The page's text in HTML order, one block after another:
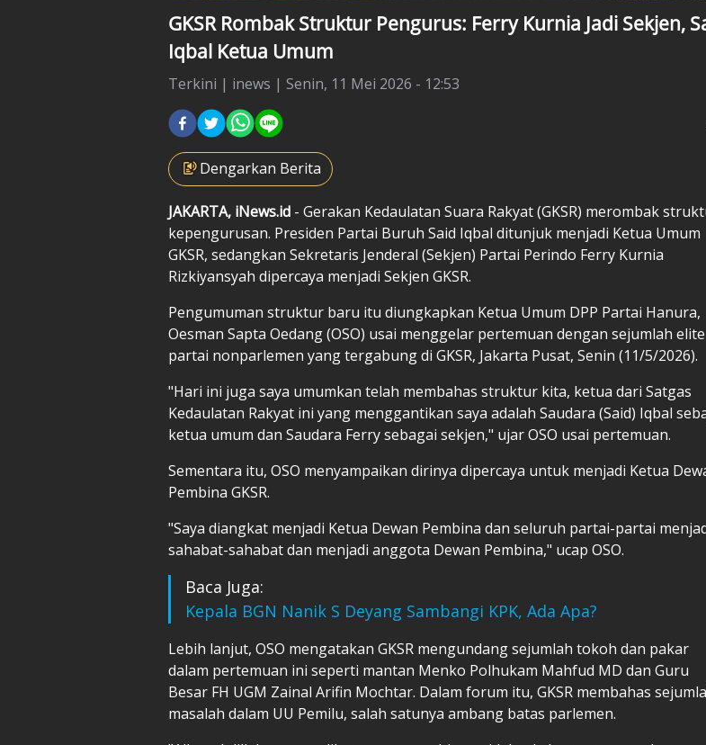
GKSR Rombak Struktur Pengurus: Ferry Kurnia Jadi Sekjen,
Iqbal Ketua Umum
Terkini | inews | Senin, 11 Mei 2026 - 12:53
Dengarkan Berita
JAKARTA, iNews.id - Gerakan Kedaulatan Suara Rakyat (GKSR) merombak
kepengurusan. Presiden Partai Buruh Said Iqbal ditunjuk menjadi Ketua Umum
GKSR, sedangkan Sekretaris Jenderal (Sekjen) Partai Perindo Ferry Kurnia
Rizkiyansyah dipercaya menjadi Sekjen GKSR.
Pengumuman struktur baru itu diungkapkan Ketua Umum DPP Partai Hanura,
Oesman Sapta Oedang (OSO) usai menggelar pertemuan dengan sejumlah elite
partai nonparlemen yang tergabung di GKSR, Jakarta Pusat, Senin (11/5/2026).
"Hari ini juga saya umumkan telah membahas struktur kita, ketua dari Satgas
Kedaulatan Rakyat ini yang menggantikan saya adalah Saudara (Said) Iqbal
ketua umum dan Saudara Ferry sebagai sekjen," ujar OSO usai pertemuan.
Sementara itu, OSO menyampaikan dirinya dipercaya untuk menjadi Ketua
Pembina GKSR.
"Saya diangkat menjadi Ketua Dewan Pembina dan seluruh partai-partai
sahabat-sahabat dan menjadi anggota Dewan Pembina," ucap OSO.
Baca Juga:
Kepala BGN Nanik S Deyang Sambangi KPK, Ada Apa?
Lebih lanjut, OSO mengatakan GKSR mengundang sejumlah tokoh dan pakar
dalam pertemuan ini seperti mantan Menko Polhukam Mahfud MD dan Guru
Besar FH UGM Zainal Arifin Mochtar. Dalam forum itu, GKSR membahas
masalah dalam UU Pemilu, salah satunya ambang batas parlemen.